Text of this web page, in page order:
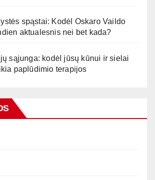
spąstai: Kodėl Oskaro Vaildo
aktualesnis nei bet kada?
sąjunga: kodėl jūsų kūnui ir sielai
paplūdimio terapijos